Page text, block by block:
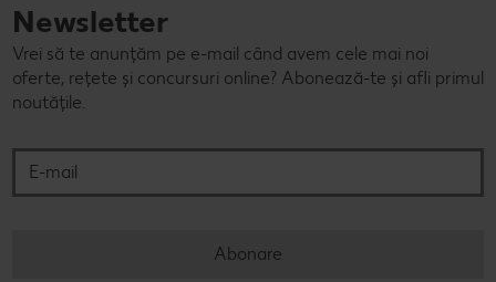
Newsletter
Vrei să te anunțăm pe e-mail când avem cele mai noi
oferte, rețete și concursuri online? Abonează-te și afli primul
noutățile.
Abonare